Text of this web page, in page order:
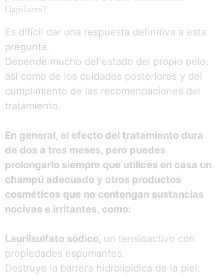
Capilares?
Es difícil dar una respuesta definitiva a esta
pregunta.
Depende mucho del estado del propio pelo,
así como de los cuidados posteriores y del
cumplimiento de las recomendaciones del
tratamiento.
En general, el efecto del tratamiento dura
de dos a tres meses, pero puedes
prolongarlo siempre que utilices en casa un
champú adecuado y otros productos
cosméticos que no contengan sustancias
nocivas e irritantes, como:
Laurilsulfato sódico, un tensioactivo con
propiedades espumantes.
Destruye la barrera hidrolipídica de la piel.